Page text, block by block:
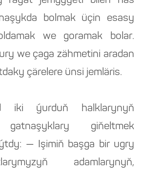
bolmak üçin esasy
we goramak bolar.
we çaga zähmetini aradan
çärelere ünsi jemläris.
iki ýurduň halklarynyň
gatnaşyklary giňeltmek
— Işimiň başga bir ugry
adamlarynyň,